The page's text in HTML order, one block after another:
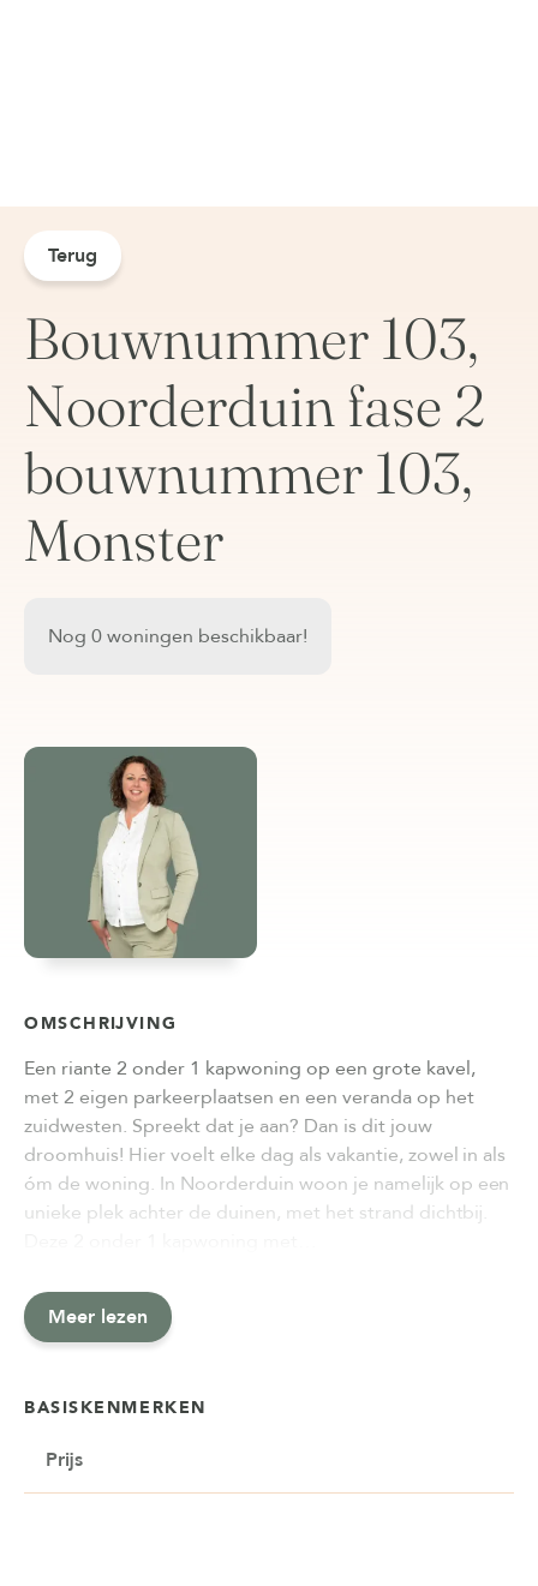
Terug
Bouwnummer 103,
Noorderduin fase 2
bouwnummer 103,
Monster
Nog 0 woningen beschikbaar!
OMSCHRIJVING
Een riante 2 onder 1 kapwoning op een grote kavel,
met 2 eigen parkeerplaatsen en een veranda op het
zuidwesten. Spreekt dat je aan? Dan is dit jouw
droomhuis! Hier voelt elke dag als vakantie, zowel in als
óm de woning. In Noorderduin woon je namelijk op een
unieke plek achter de duinen, met het strand dichtbij.
Meer lezen
BASISKENMERKEN
Prijs